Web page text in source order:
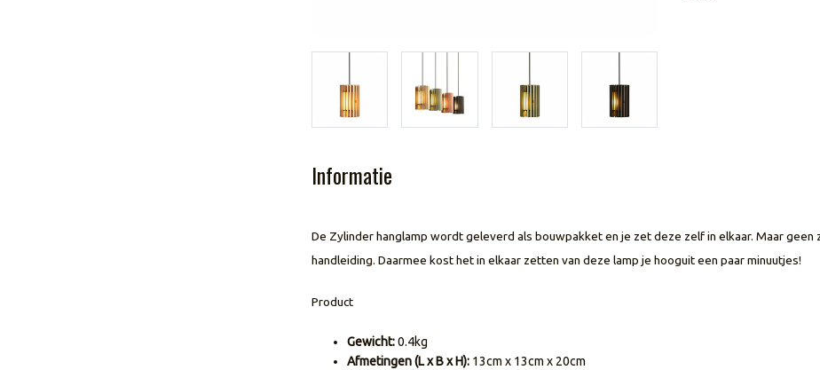
Informatie
De Zylinder hanglamp wordt geleverd als bouwpakket en je zet deze zelf in elkaar. Maar
handleiding. Daarmee kost het in elkaar zetten van deze lamp je hooguit een paar minuutjes!
Product
Gewicht:0.4kg
Afmetingen (L x B x H): 13cm x 13cm x 20cm